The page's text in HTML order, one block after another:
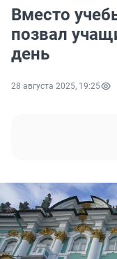
Вместо
позвал
день
28 августа 2025, 19:25